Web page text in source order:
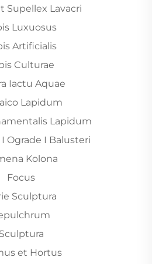
Supellex Lavacri
Luxuosus
Artificialis
Culturae
Iactu Aquae
Lapidum
Lapidum
Ograde I Balusteri
Kolona
Focus
Sculptura
Sculptura
et Hortus